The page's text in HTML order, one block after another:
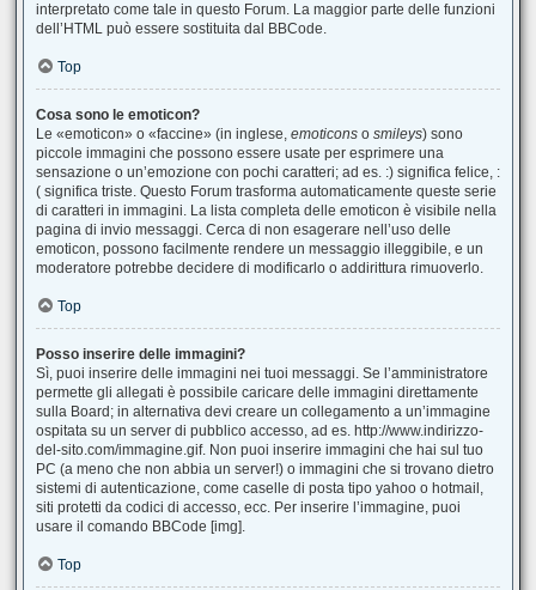
interpretato come tale in questo Forum. La maggior parte delle funzioni
dell’HTML può essere sostituita dal BBCode.
Top
Cosa sono le emoticon?
Le «emoticon» o «faccine» (in inglese, emoticons o smileys) sono
piccole immagini che possono essere usate per esprimere una
sensazione o un’emozione con pochi caratteri; ad es. :) significa felice, :
( significa triste. Questo Forum trasforma automaticamente queste serie
di caratteri in immagini. La lista completa delle emoticon è visibile nella
pagina di invio messaggi. Cerca di non esagerare nell’uso delle
emoticon, possono facilmente rendere un messaggio illeggibile, e un
moderatore potrebbe decidere di modificarlo o addirittura rimuoverlo.
Top
Posso inserire delle immagini?
Sì, puoi inserire delle immagini nei tuoi messaggi. Se l’amministratore
permette gli allegati è possibile caricare delle immagini direttamente
sulla Board; in alternativa devi creare un collegamento a un’immagine
ospitata su un server di pubblico accesso, ad es. http://www.indirizzo-
del-sito.com/immagine.gif. Non puoi inserire immagini che hai sul tuo
PC (a meno che non abbia un server!) o immagini che si trovano dietro
sistemi di autenticazione, come caselle di posta tipo yahoo o hotmail,
siti protetti da codici di accesso, ecc. Per inserire l’immagine, puoi
usare il comando BBCode [img].
Top